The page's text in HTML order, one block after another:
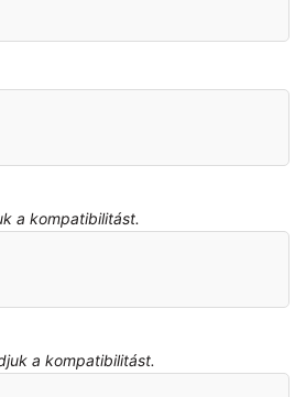
a kompatibilitást.
a kompatibilitást.